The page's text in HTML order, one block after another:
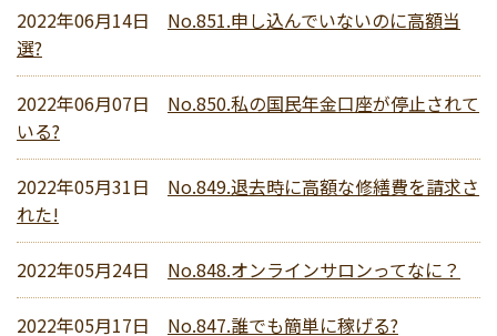
2022年06月14日
No.851.申し込んでいないのに高額当
選?
2022年06月07日
No.850.私の国民年金口座が停止されて
いる?
2022年05月31日
No.849.退去時に高額な修繕費を請求さ
れた!
2022年05月24日 No.848.オンラインサロンってなに？
2022年05月17日 No.847.誰でも簡単に稼げる?